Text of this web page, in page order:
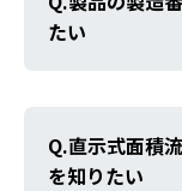
たい
直示式面積
を知りたい